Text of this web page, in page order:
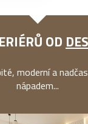
OD
moderní a
nápadem...